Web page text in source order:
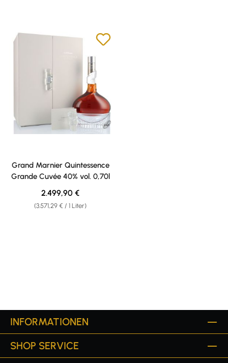
Grand Marnier Quintessence
Grande Cuvée 40% vol. 0,70l
(3.571,29 € / 1 Liter)
Regulärer Preis:
2.499,90 €
INFORMATIONEN
SHOP SERVICE